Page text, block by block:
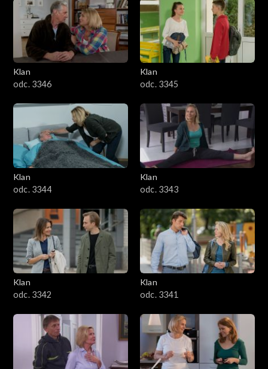
Klan
odc. 3346
Klan
odc. 3345
Klan
odc. 3344
Klan
odc. 3343
Klan
odc. 3342
Klan
odc. 3341